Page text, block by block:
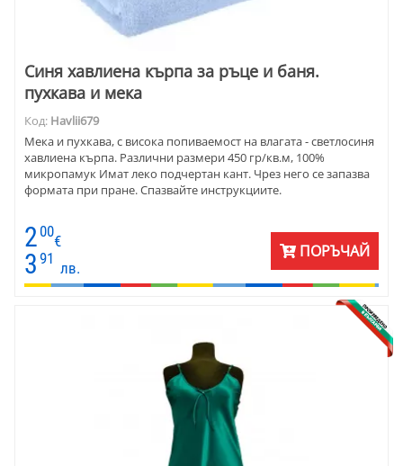
Синя хавлиена кърпа за ръце и баня.
пухкава и мека
Код: Havlii679
Mекa и пухкава, с висока попиваемост на влагата - светлосиня
хавлиена кърпа. Различни размери 450 гр/кв.м, 100%
микропамук Имат леко подчертан кант. Чрез него се запазва
формата при пране. Спазвайте инструкциите.
2 00
€
3 91
лв.
ПОРЪЧАЙ